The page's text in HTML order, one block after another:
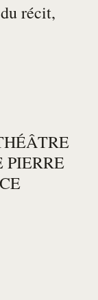
récit,
PIERRE